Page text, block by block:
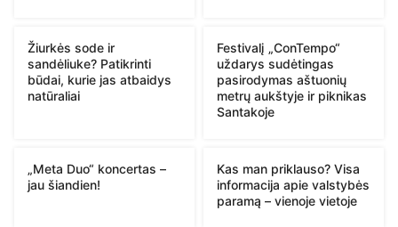
Žiurkės sode ir
sandėliuke? Patikrinti
būdai, kurie jas atbaidys
natūraliai
Festivalį „ConTempo“
uždarys sudėtingas
pasirodymas aštuonių
metrų aukštyje ir piknikas
Santakoje
„Meta Duo“ koncertas –
jau šiandien!
Kas man priklauso? Visa
informacija apie valstybės
paramą – vienoje vietoje